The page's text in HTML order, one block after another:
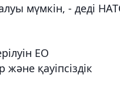
мүмкін, - деді
ЕО
қауіпсіздік